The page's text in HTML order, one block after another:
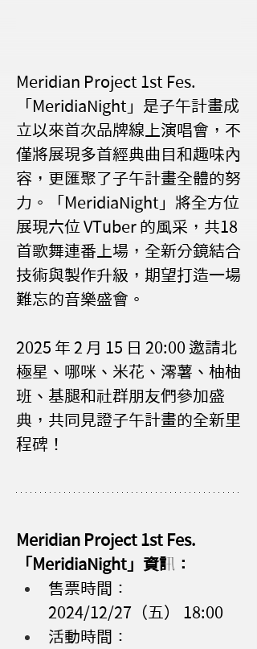
Meridian Project 1st Fes.
「MeridiaNight」是子午計畫成
立以來首次品牌線上演唱會，不
僅將展現多首經典曲目和趣味內
容，更匯聚了子午計畫全體的努
力。「MeridiaNight」將全方位
展現六位 VTuber 的風采，共18
首歌舞連番上場，全新分鏡結合
技術與製作升級，期望打造一場
難忘的音樂盛會。
2025 年 2 月 15 日 20:00 邀請北
極星、哪咪、米花、澪薯、柚柚
班、基腿和社群朋友們參加盛
典，共同見證子午計畫的全新里
程碑！
Meridian Project 1st Fes.
「MeridiaNight」資訊：
售票時間：
2024/12/27（五） 18:00
活動時間：